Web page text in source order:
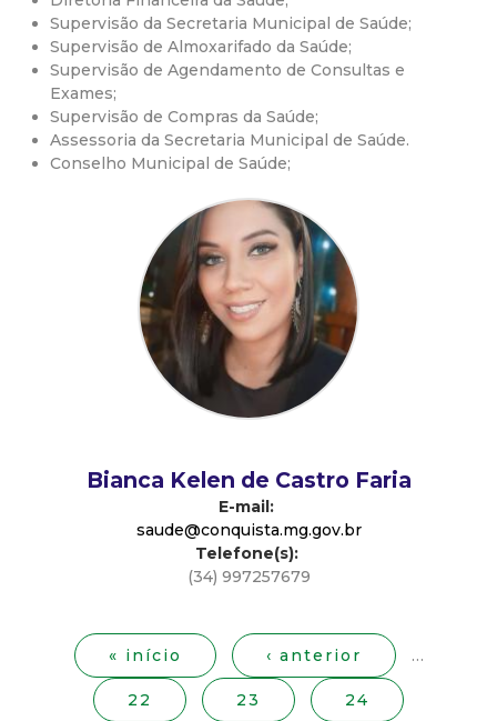
i
p
a
Supervisão da Secretaria Municipal de Saúde;
Supervisão de Almoxarifado da Saúde;
Supervisão de Agendamento de Consultas e
Exames;
Supervisão de Compras da Saúde;
Assessoria da Secretaria Municipal de Saúde.
Conselho Municipal de Saúde;
Bianca Kelen de Castro Faria
E-mail:
saude@conquista.mg.gov.br
Telefone(s):
(34) 997257679
« início ‹ anterior …
22 23 24